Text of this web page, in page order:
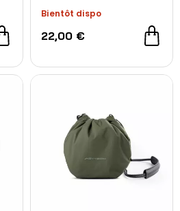
Bientôt dispo
22,00 €